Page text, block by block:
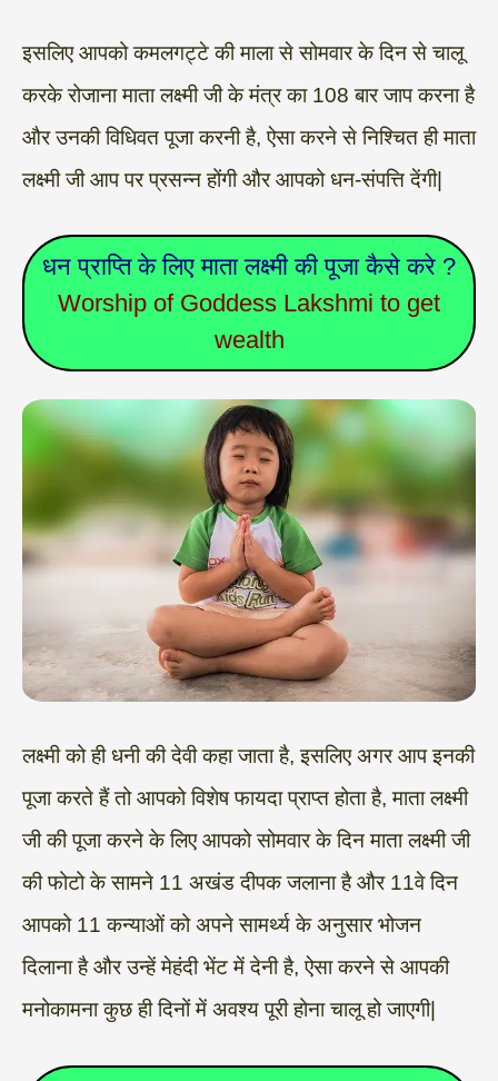
इसलिए आपको कमलगट्टे की माला से सोमवार के दिन से चालू
करके रोजाना माता लक्ष्मी जी के मंत्र का 108 बार जाप करना है
और उनकी विधिवत पूजा करनी है, ऐसा करने से निश्चित ही माता
लक्ष्मी जी आप पर प्रसन्न होंगी और आपको धन-संपत्ति देंगी|
धन प्राप्ति के लिए माता लक्ष्मी की पूजा कैसे करे ?
Worship of Goddess Lakshmi to get
wealth
लक्ष्मी को ही धनी की देवी कहा जाता है, इसलिए अगर आप इनकी
पूजा करते हैं तो आपको विशेष फायदा प्राप्त होता है, माता लक्ष्मी
जी की पूजा करने के लिए आपको सोमवार के दिन माता लक्ष्मी जी
की फोटो के सामने 11 अखंड दीपक जलाना है और 11वे दिन
आपको 11 कन्याओं को अपने सामर्थ्य के अनुसार भोजन
दिलाना है और उन्हें मेहंदी भेंट में देनी है, ऐसा करने से आपकी
मनोकामना कुछ ही दिनों में अवश्य पूरी होना चालू हो जाएगी|